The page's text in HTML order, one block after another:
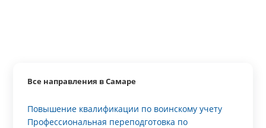
Все направления в Самаре
Повышение квалификации по воинскому учету
Профессиональная переподготовка по